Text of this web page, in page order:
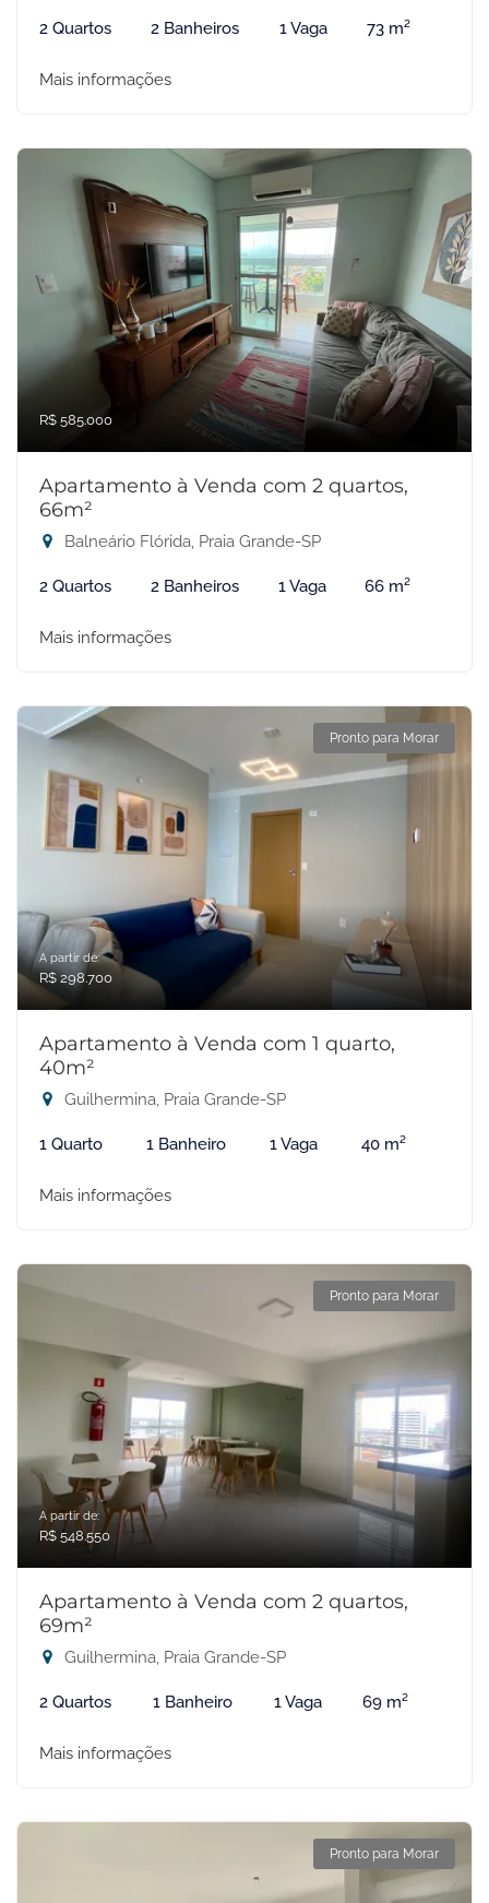
2 Quartos 2 Banheiros 1 Vaga 73 m²
Mais informações
R$ 585.000
Apartamento à Venda com 2 quartos,
66m²
Balneário Flórida, Praia Grande-SP
2 Quartos 2 Banheiros 1 Vaga 66 m²
Mais informações
Pronto para Morar
A partir de:
R$ 298.700
Apartamento à Venda com 1 quarto,
40m²
Guilhermina, Praia Grande-SP
1 Quarto 1 Banheiro 1 Vaga 40 m²
Mais informações
Pronto para Morar
A partir de:
R$ 548.550
Apartamento à Venda com 2 quartos,
69m²
Guilhermina, Praia Grande-SP
2 Quartos 1 Banheiro 1 Vaga 69 m²
Mais informações
Pronto para Morar